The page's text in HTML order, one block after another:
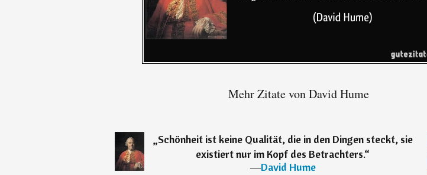
Mehr Zitate von David Hume
„Schönheit ist keine Qualität, die in den Dingen steckt, sie
existiert nur im Kopf des Betrachters.“
―David Hume